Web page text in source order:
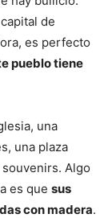
de
es perfecto
pueblo tiene
una
una plaza
Algo
es que sus
con madera.